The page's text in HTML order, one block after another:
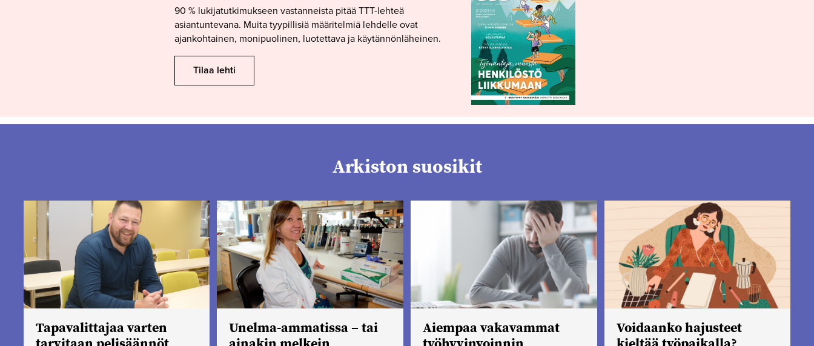
90 % lukijatutkimukseen vastanneista pitää TTT-lehteä
asiantuntevana. Muita tyypillisiä määritelmiä lehdelle ovat
ajankohtainen, monipuolinen, luotettava ja käytännönläheinen.
Tilaa lehti
Arkiston suosikit
Tapavalittajaa varten
Unelma-ammatissa – tai
Aiempaa vakavammat
Voidaanko hajusteet